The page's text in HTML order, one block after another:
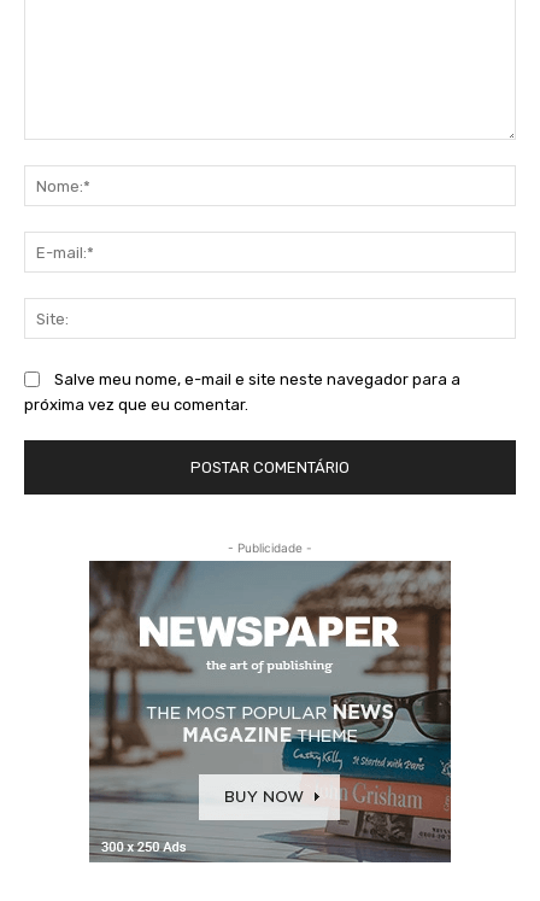
Salve meu nome, e-mail e site neste navegador para a
próxima vez que eu comentar.
- Publicidade -